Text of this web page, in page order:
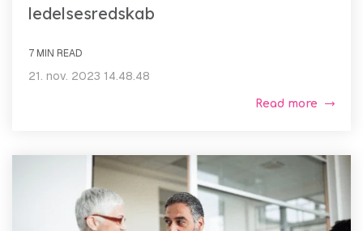
ledelsesredskab
7 MIN READ
21. nov. 2023 14.48.48
Read more